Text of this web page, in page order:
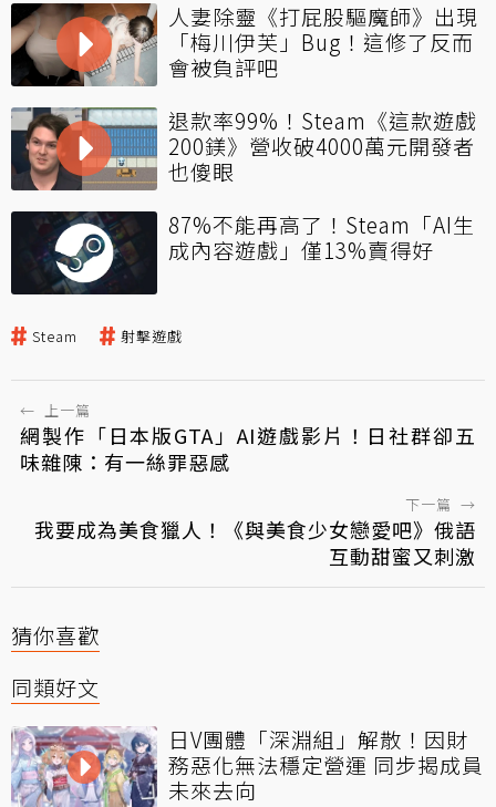
人妻除靈《打屁股驅魔師》出現
「梅川伊芙」Bug！這修了反而
會被負評吧
退款率99%！Steam《這款遊戲
200鎂》營收破4000萬元開發者
也傻眼
87%不能再高了！Steam「AI生
成內容遊戲」僅13%賣得好
Steam 射擊遊戲
← 上一篇
網製作「日本版GTA」AI遊戲影片！日社群卻五
味雜陳：有一絲罪惡感
下一篇 →
我要成為美食獵人！《與美食少女戀愛吧》俄語
互動甜蜜又刺激
猜你喜歡
同類好文
日V團體「深淵組」解散！因財
務惡化無法穩定營運 同步揭成員
未來去向